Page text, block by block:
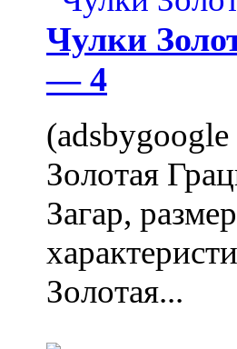
Чулки
— 4
Золотая
Загар,
Золотая...